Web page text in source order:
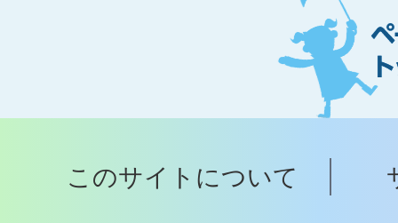
ー
ジ
ト
ッ
へ
このサイトについて